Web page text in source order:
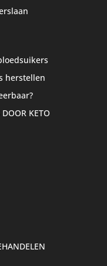
herstellen
DOOR KETO